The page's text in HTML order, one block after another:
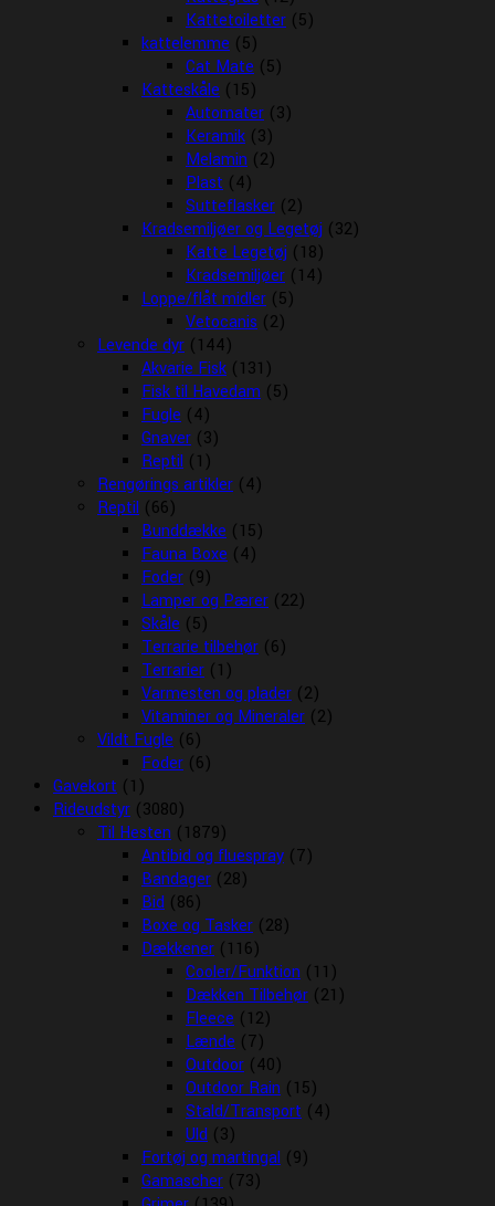
Kattetoiletter (5)
kattelemme (5)
Cat Mate (5)
Katteskåle (15)
Automater (3)
Keramik (3)
Melamin (2)
Plast (4)
Sutteflasker (2)
Kradsemiljøer og Legetøj (32)
Katte Legetøj (18)
Kradsemiljøer (14)
Loppe/flåt midler (5)
Vetocanis (2)
Levende dyr (144)
Akvarie Fisk (131)
Fisk til Havedam (5)
Fugle (4)
Gnaver (3)
Reptil (1)
Rengørings artikler (4)
Reptil (66)
Bunddække (15)
Fauna Boxe (4)
Foder (9)
Lamper og Pærer (22)
Skåle (5)
Terrarie tilbehør (6)
Terrarier (1)
Varmesten og plader (2)
Vitaminer og Mineraler (2)
Vildt Fugle (6)
Foder (6)
Gavekort (1)
Rideudstyr (3080)
Til Hesten (1879)
Antibid og fluespray (7)
Bandager (28)
Bid (86)
Boxe og Tasker (28)
Dækkener (116)
Cooler/Funktion (11)
Dækken Tilbehør (21)
Fleece (12)
Lænde (7)
Outdoor (40)
Outdoor Rain (15)
Stald/Transport (4)
Uld (3)
Fortøj og martingal (9)
Gamascher (73)